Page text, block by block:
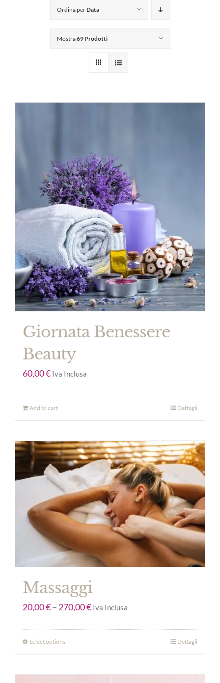
Ordina perData
Mostra69 Prodotti
Giornata Benessere
Beauty
60,00€ Iva Inclusa
Add to cart Dettagli
Massaggi
20,00€– 270,00€ Iva Inclusa
Select options Dettagli